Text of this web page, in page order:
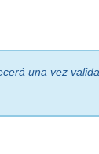
una vez